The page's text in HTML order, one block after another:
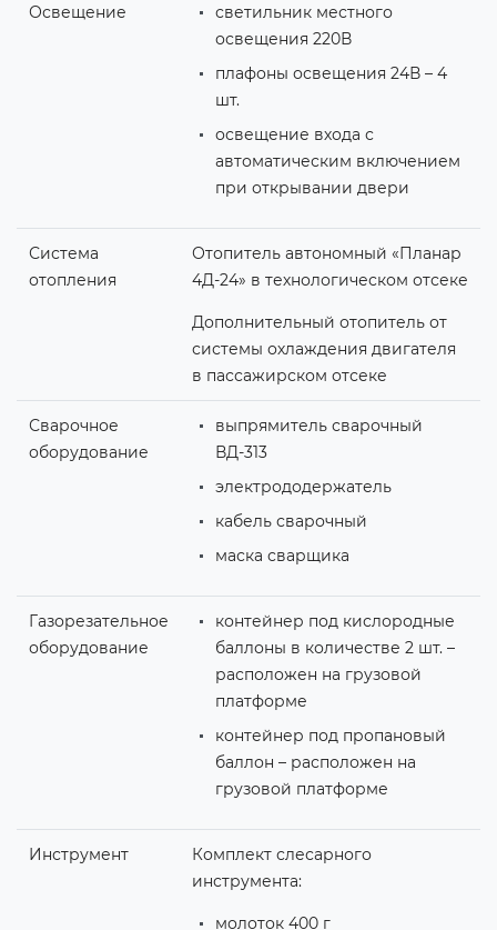
Освещение
светильник местного
освещения 220В
плафоны освещения 24В – 4
шт.
освещение входа с
автоматическим включением
при открывании двери
Система
отопления
Отопитель автономный «Планар
4Д-24» в технологическом отсеке
Дополнительный отопитель от
системы охлаждения двигателя
в пассажирском отсеке
Сварочное
оборудование
выпрямитель сварочный
ВД-313
электрододержатель
кабель сварочный
маска сварщика
Газорезательное
оборудование
контейнер под кислородные
баллоны в количестве 2 шт. –
расположен на грузовой
платформе
контейнер под пропановый
баллон – расположен на
грузовой платформе
Инструмент
Комплект слесарного
инструмента:
молоток 400 г